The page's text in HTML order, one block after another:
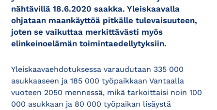
nähtävillä 18.6.2020 saakka. Yleiskaavalla
ohjataan maankäyttöä pitkälle tulevaisuuteen,
joten se vaikuttaa merkittävästi myös
elinkeinoelämän toimintaedellytyksiin.
Yleiskaavaehdotuksessa varaudutaan 335 000
asukkaaseen ja 185 000 työpaikkaan Vantaalla
vuoteen 2050 mennessä, mikä tarkoittaisi noin 100
000 asukkaan ja 80 000 työpaikan lisäystä